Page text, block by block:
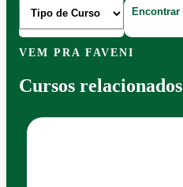
VEM PRA FAVENI
Cursos relacionados